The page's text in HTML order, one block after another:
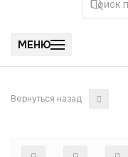
МЕНЮ